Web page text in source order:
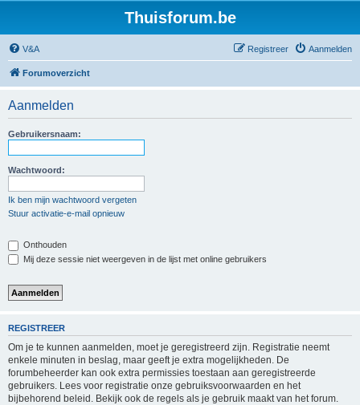
Thuisforum.be
V&A Aanmelden
Registreer
Forumoverzicht
Aanmelden
Gebruikersnaam:
Wachtwoord:
Ik ben mijn wachtwoord vergeten
Stuur activatie-e-mail opnieuw
Onthouden
Mij deze sessie niet weergeven in de lijst met online gebruikers
REGISTREER
Om je te kunnen aanmelden, moet je geregistreerd zijn. Registratie neemt
enkele minuten in beslag, maar geeft je extra mogelijkheden. De
forumbeheerder kan ook extra permissies toestaan aan geregistreerde
gebruikers. Lees voor registratie onze gebruiksvoorwaarden en het
bijbehorend beleid. Bekijk ook de regels als je gebruik maakt van het forum.